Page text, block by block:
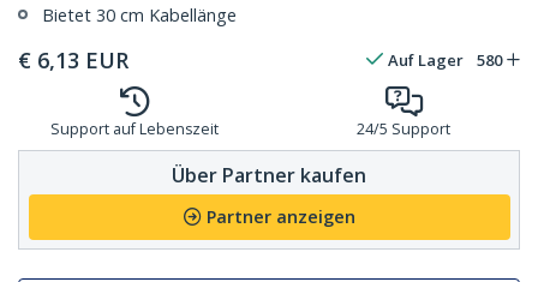
Bietet 30 cm Kabellänge
€ 6,13 EUR Auf Lager 580
Support auf Lebenszeit 24/5 Support
Über Partner kaufen
Partner anzeigen